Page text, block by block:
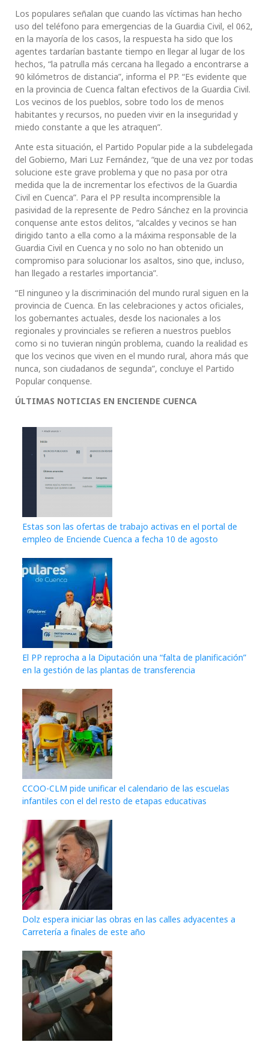
Los populares señalan que cuando las víctimas han hecho
uso del teléfono para emergencias de la Guardia Civil, el 062,
en la mayoría de los casos, la respuesta ha sido que los
agentes tardarían bastante tiempo en llegar al lugar de los
hechos, “la patrulla más cercana ha llegado a encontrarse a
90 kilómetros de distancia”, informa el PP. “Es evidente que
en la provincia de Cuenca faltan efectivos de la Guardia Civil.
Los vecinos de los pueblos, sobre todo los de menos
habitantes y recursos, no pueden vivir en la inseguridad y
miedo constante a que les atraquen”.
Ante esta situación, el Partido Popular pide a la subdelegada
del Gobierno, Mari Luz Fernández, “que de una vez por todas
solucione este grave problema y que no pasa por otra
medida que la de incrementar los efectivos de la Guardia
Civil en Cuenca”. Para el PP resulta incomprensible la
pasividad de la represente de Pedro Sánchez en la provincia
conquense ante estos delitos, “alcaldes y vecinos se han
dirigido tanto a ella como a la máxima responsable de la
Guardia Civil en Cuenca y no solo no han obtenido un
compromiso para solucionar los asaltos, sino que, incluso,
han llegado a restarles importancia”.
“El ninguneo y la discriminación del mundo rural siguen en la
provincia de Cuenca. En las celebraciones y actos oficiales,
los gobernantes actuales, desde los nacionales a los
regionales y provinciales se refieren a nuestros pueblos
como si no tuvieran ningún problema, cuando la realidad es
que los vecinos que viven en el mundo rural, ahora más que
nunca, son ciudadanos de segunda”, concluye el Partido
Popular conquense.
ÚLTIMAS NOTICIAS EN ENCIENDE CUENCA
Estas son las ofertas de trabajo activas en el portal de
empleo de Enciende Cuenca a fecha 10 de agosto
El PP reprocha a la Diputación una “falta de planificación”
en la gestión de las plantas de transferencia
CCOO-CLM pide unificar el calendario de las escuelas
infantiles con el del resto de etapas educativas
Dolz espera iniciar las obras en las calles adyacentes a
Carretería a finales de este año